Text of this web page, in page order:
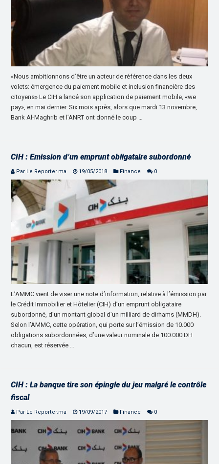
«Nous ambitionnons d’être un acteur de référence dans les deux
volets: émergence du paiement mobile et inclusion financière des
citoyens» Le CIH a lancé son application de paiement mobile, «we
pay», en mai dernier. Six mois après, alors que mardi 13 novembre,
Bank Al-Maghrib et l’ANRT ont donné le coup …
CIH : Emission d’un emprunt obligataire subordonné
Par Le Reporter.ma 19/05/2018 Finance 0
L’AMMC vient de viser une note d’information, relative à l’émission par
le Crédit Immobilier et Hôtelier (CIH) d’un emprunt obligataire
subordonné, d’un montant global d’un milliard de dirhams (MMDH).
Selon l’AMMC, cette opération, qui porte sur l’émission de 10.000
obligations subordonnées, d’une valeur nominale de 100.000 DH
chacun, est réservée …
CIH : La banque tire son épingle du jeu malgré le contrôle
fiscal
Par Le Reporter.ma 19/09/2017 Finance 0